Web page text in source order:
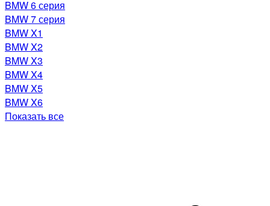
BMW 6 серия
BMW 7 серия
BMW X1
BMW X2
BMW X3
BMW X4
BMW X5
BMW X6
Показать все